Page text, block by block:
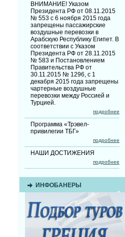
ВНИМАНИЕ! Указом
Президента РФ от 08.11.2015
№ 553 с 6 ноября 2015 года
запрещены пассажирские
воздушные перевозки в
Арабскую Республику Египет. В
соответствии с Указом
Президента РФ от 28.11.2015
№ 583 и Постановлением
Правительства РФ от
30.11.2015 № 1296, с 1
декабря 2015 года запрещены
чартерные воздушные
перевозки между Россией и
Турцией.
подробнее
Программа «Трэвел-
привилегии ТБГ»
подробнее
НАШИ ДОСТИЖЕНИЯ
подробнее
ИНФОБАНЕРЫ